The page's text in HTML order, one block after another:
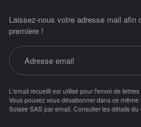
Laissez-nous votre adresse mail afin
première !
Adresse email
L'email recueilli est utilisé pour l'envoi de
Vous pouvez vous désabonner dans ce
Solaire SAS paremail Consulter les détails du